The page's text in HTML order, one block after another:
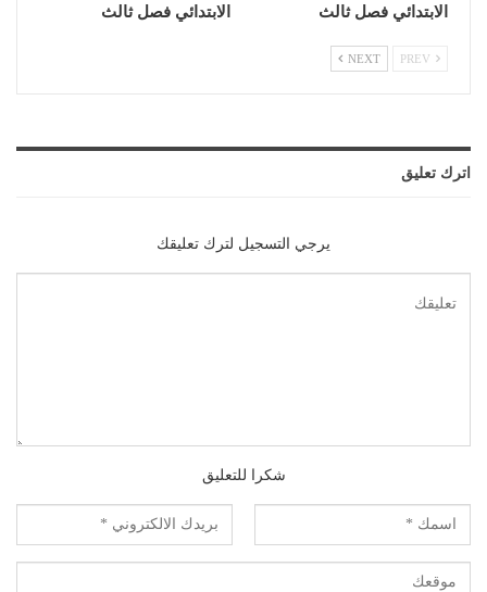
الابتدائي فصل ثالث
الابتدائي فصل ثالث
NEXT
اترك تعليق
يرجي التسجيل لترك تعليقك
شكرا للتعليق